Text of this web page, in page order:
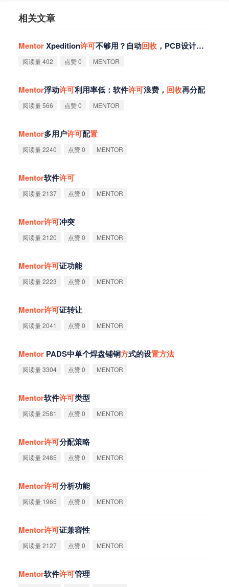
相关文章
MentorXpedition许可不够用？自动回收 ，PCB设计流畅
阅读量 402 点赞 0 MENTOR
Mentor浮动许可利用率低：软件许可浪费， 回收再分配
阅读量 566 点赞 0 MENTOR
Mentor多用户许可配置
阅读量 2240 点赞 0 MENTOR
Mentor软件许可
阅读量 2137 点赞 0 MENTOR
Mentor许可冲突
阅读量 2120 点赞 0 MENTOR
Mentor许可证功能
阅读量 2223 点赞 0 MENTOR
Mentor许可证转让
阅读量 2041 点赞 0 MENTOR
Mentor PADS中单个焊盘铺铜方式的设置方法
阅读量 3304 点赞 0 MENTOR
Mentor软件许可类型
阅读量 2581 点赞 0 MENTOR
Mentor许可分配策略
阅读量 2485 点赞 0 MENTOR
Mentor许可分析功能
阅读量 1965 点赞 0 MENTOR
Mentor许可证兼容性
阅读量 2127 点赞 0 MENTOR
Mentor软件许可管理